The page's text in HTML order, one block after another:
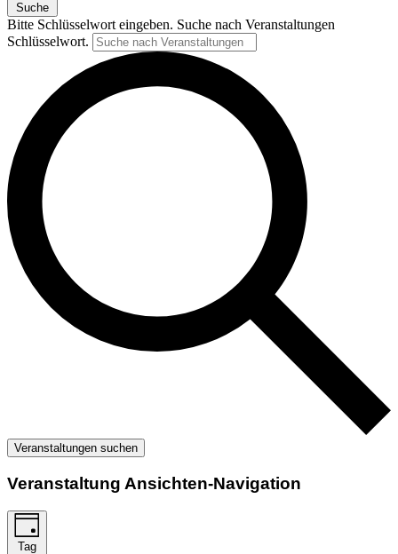
Suche
Bitte Schlüsselwort eingeben. Suche nach Veranstaltungen
Schlüsselwort.
Veranstaltungen suchen
Veranstaltung Ansichten-Navigation
Tag